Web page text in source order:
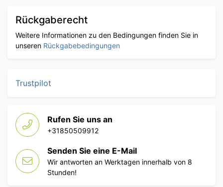
Rückgaberecht
Weitere Informationen zu den Bedingungen finden Sie in
unseren Rückgabebedingungen
Trustpilot
Rufen Sie uns an
+31850509912
Senden Sie eine E-Mail
Wir antworten an Werktagen innerhalb von 8
Stunden!